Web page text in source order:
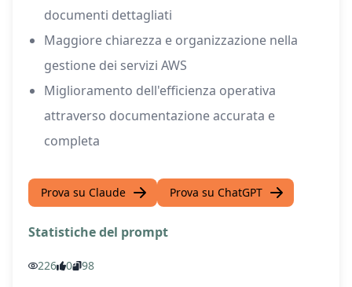
documenti dettagliati
Maggiore chiarezza e organizzazione nella
gestione dei servizi AWS
Miglioramento dell'efficienza operativa
attraverso documentazione accurata e
completa
Prova su Claude Prova su ChatGPT
Statistiche del prompt
226 0 98